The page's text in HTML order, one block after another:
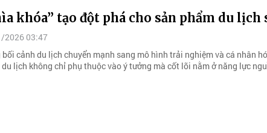
khóa” tạo đột phá cho sản phẩm du lịch
2026 03:47
bối cảnh du lịch chuyển mạnh sang mô hình trải nghiệm và cá nhân
du lịch không chỉ phụ thuộc vào ý tưởng mà cốt lõi nằm ở năng lực